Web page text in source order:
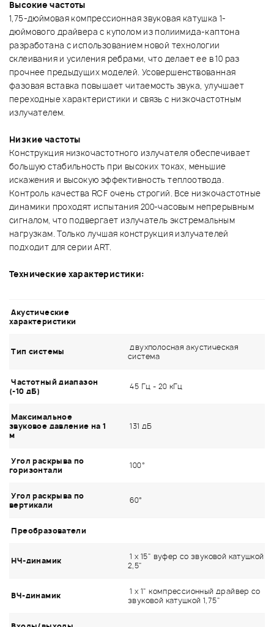
Высокие частоты
1,75-дюймовая компрессионная звуковая катушка 1-
дюймового драйвера с куполом из полиимида-каптона
разработана с использованием новой технологии
склеивания и усиления ребрами, что делает ее в 10 раз
прочнее предыдущих моделей. Усовершенствованная
фазовая вставка повышает читаемость звука, улучшает
переходные характеристики и связь с низкочастотным
излучателем.
Низкие частоты
Конструкция низкочастотного излучателя обеспечивает
большую стабильность при высоких токах, меньшие
искажения и высокую эффективность теплоотвода.
Контроль качества RCF очень строгий. Все низкочастотные
динамики проходят испытания 200-часовым непрерывным
сигналом, что подвергает излучатель экстремальным
нагрузкам. Только лучшая конструкция излучателей
подходит для серии ART.
Технические характеристики:
Акустические
характеристики
Тип системы
двухполосная акустическая
система
Частотный диапазон
(-10 дБ)
45 Гц - 20 кГц
Максимальное
звуковое давление на 1
м
131 дБ
Угол раскрыва по
горизонтали
100°
Угол раскрыва по
вертикали
60°
Преобразователи
НЧ-динамик
1 x 15" вуфер со звуковой катушкой
2,5"
ВЧ-динамик
1 x 1" компрессионный драйвер со
звуковой катушкой 1,75"